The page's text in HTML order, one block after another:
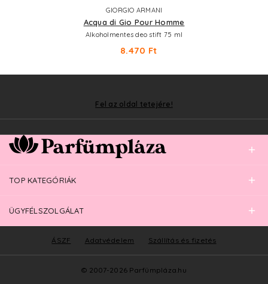
GIORGIO ARMANI
Acqua di Gio Pour Homme
Alkoholmentes deo stift 75 ml
8.470 Ft
Fel az oldal tetejére!
TOP KATEGÓRIÁK
ÜGYFÉLSZOLGÁLAT
© 2007-2026 Parfümpláza.hu
ÁSZF Adatvédelem Szállítás és fizetés